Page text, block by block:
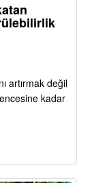
artırmak değil
kadar